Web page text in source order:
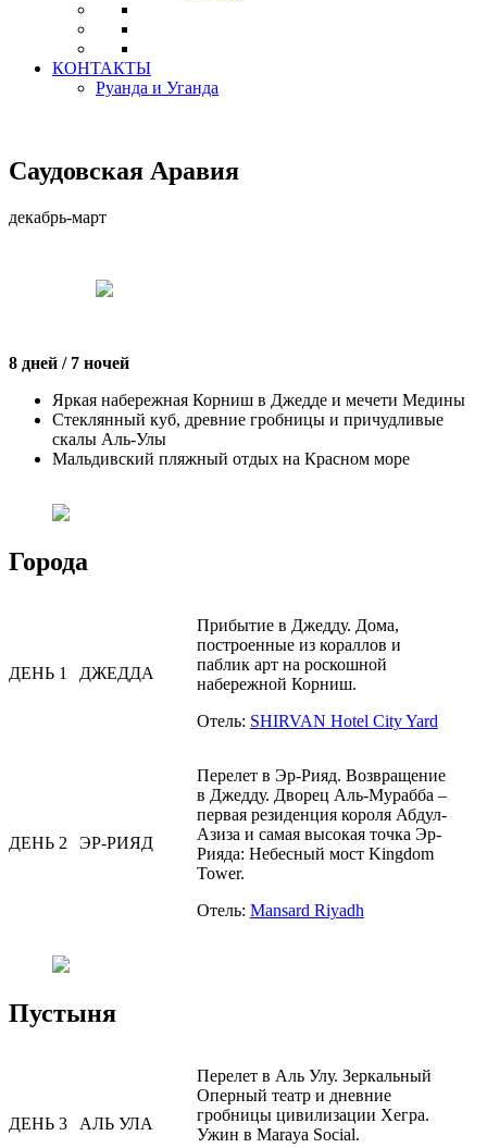
КОНТАКТЫ
Руанда и Уганда
Саудовская Аравия
декабрь-март
8 дней / 7 ночей
Яркая набережная Корниш в Джедде и мечети Медины
Стеклянный куб, древние гробницы и причудливые
скалы Аль-Улы
Мальдивский пляжный отдых на Красном море
Города
ДЕНЬ 1 ДЖЕДДА
Прибытие в Джедду. Дома,
построенные из кораллов и
паблик арт на роскошной
набережной Корниш.
Отель: SHIRVAN Hotel City Yard
ДЕНЬ 2 ЭР-РИЯД
Перелет в Эр-Рияд. Возвращение
в Джедду. Дворец Аль-Мурабба –
первая резиденция короля Абдул-
Азиза и самая высокая точка Эр-
Рияда: Небесный мост Kingdom
Tower.
Отель: Mansard Riyadh
Пустыня
ДЕНЬ 3 АЛЬ УЛА
Перелет в Аль Улу. Зеркальный
Оперный театр и дневние
гробницы цивилизации Хегра.
Ужин в Maraya Social.